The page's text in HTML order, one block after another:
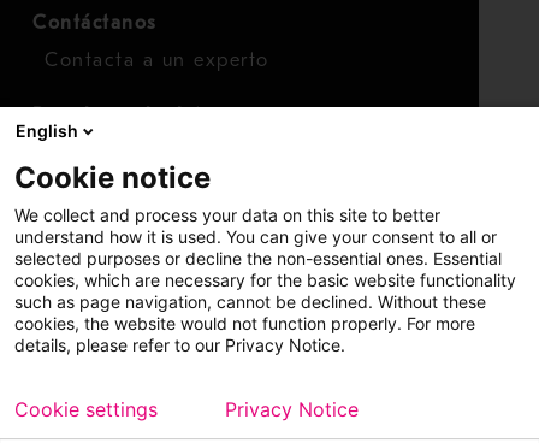
Contáctanos
Contacta a un experto
Finanzas
Acciones
Copyright © 2026 Metso
Mapa del sitio
English
Cookie notice
We collect and process your data on this site to better
understand how it is used. You can give your consent to all or
selected purposes or decline the non-essential ones. Essential
cookies, which are necessary for the basic website functionality
such as page navigation, cannot be declined. Without these
cookies, the website would not function properly. For more
details, please refer to our Privacy Notice.
Cookie settings Privacy Notice